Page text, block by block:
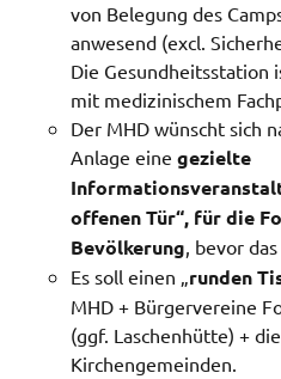
von Belegung des
anwesend (excl.
Die Gesundheitsstation
mit medizinischem
Der MHD wünscht sich
Anlage eine gezielte
offenen Tür“, für die
Bevölkerung, bevor
Es soll einen „runden
MHD + Bürgervereine
(ggf. Laschenhütte) +
Kirchengemeinden.